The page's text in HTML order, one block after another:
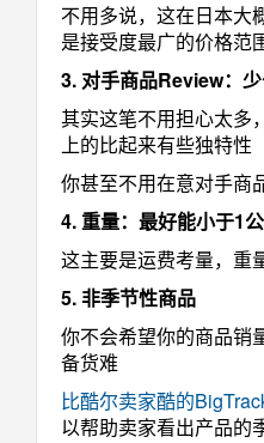
不用多说，这在日本大
是接受度最广的价格范
3. 对手商品Review：
其实这笔不用担心太多
上的比起来有些独特性
你甚至不用在意对手商
4. 重量：最好能小于1
这主要是运费考量，重
5. 非季节性商品
你不会希望你的商品销
备货难
比酷尔卖家酷的
以帮助卖家看出产品的